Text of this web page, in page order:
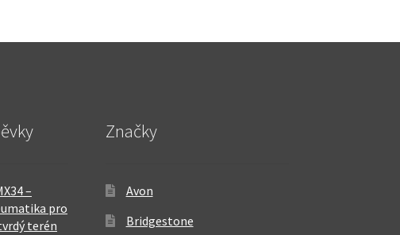
–
pro
terén
Značky
Avon
Bridgestone